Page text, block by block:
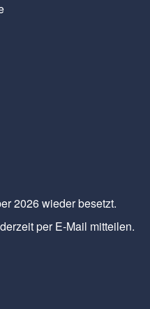
2026 wieder besetzt.
per E-Mail mitteilen.